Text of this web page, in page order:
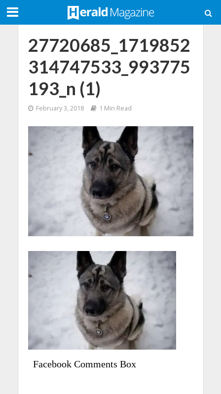
27720685_1719852
314747533_993775
193_n (1)
February 3, 2018 1 Min Read
Facebook Comments Box